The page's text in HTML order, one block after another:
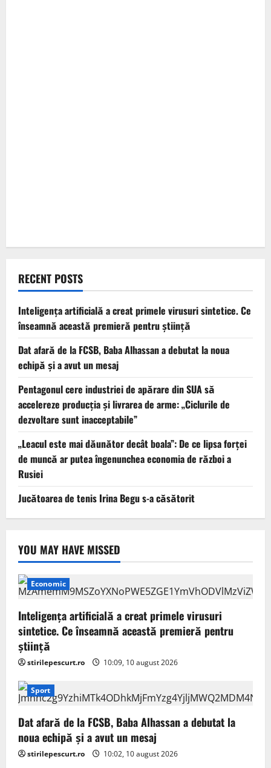
RECENT POSTS
Inteligența artificială a creat primele virusuri sintetice. Ce
înseamnă această premieră pentru știință
Dat afară de la FCSB, Baba Alhassan a debutat la noua
echipă și a avut un mesaj
Pentagonul cere industriei de apărare din SUA să
accelereze producția și livrarea de arme: „Ciclurile de
dezvoltare sunt inacceptabile”
„Leacul este mai dăunător decât boala”: De ce lipsa forței
de muncă ar putea îngenunchea economia de război a
Rusiei
Jucătoarea de tenis Irina Begu s-a căsătorit
YOU MAY HAVE MISSED
Economic
Inteligența artificială a creat primele virusuri
sintetice. Ce înseamnă această premieră pentru
știință
stirilepescurt.ro 10:09, 10 august 2026
Sport
Dat afară de la FCSB, Baba Alhassan a debutat la
noua echipă și a avut un mesaj
stirilepescurt.ro 10:02, 10 august 2026